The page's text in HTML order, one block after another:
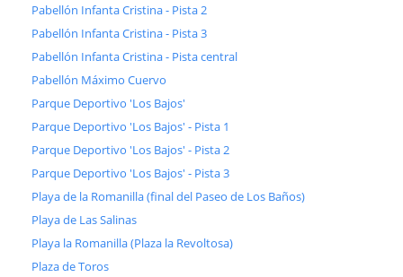
Pabellón Infanta Cristina - Pista 2
Pabellón Infanta Cristina - Pista 3
Pabellón Infanta Cristina - Pista central
Pabellón Máximo Cuervo
Parque Deportivo 'Los Bajos'
Parque Deportivo 'Los Bajos' - Pista 1
Parque Deportivo 'Los Bajos' - Pista 2
Parque Deportivo 'Los Bajos' - Pista 3
Playa de la Romanilla (final del Paseo de Los Baños)
Playa de Las Salinas
Playa la Romanilla (Plaza la Revoltosa)
Plaza de Toros